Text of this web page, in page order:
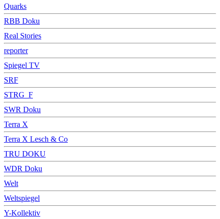
Quarks
RBB Doku
Real Stories
reporter
Spiegel TV
SRF
STRG_F
SWR Doku
Terra X
Terra X Lesch & Co
TRU DOKU
WDR Doku
Welt
Weltspiegel
Y-Kollektiv